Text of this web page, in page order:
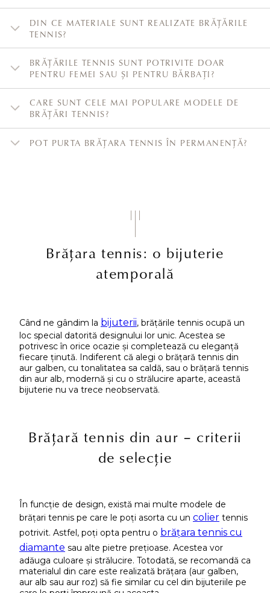
DIN CE MATERIALE SUNT REALIZATE BRĂȚĂRILE
TENNIS?
BRĂȚĂRILE TENNIS SUNT POTRIVITE DOAR
PENTRU FEMEI SAU ȘI PENTRU BĂRBAȚI?
CARE SUNT CELE MAI POPULARE MODELE DE
BRĂȚĂRI TENNIS?
POT PURTA BRĂȚARA TENNIS ÎN PERMANENȚĂ?
Brățara tennis: o bijuterie
atemporală
Când ne gândim la bijuterii, brățările tennis ocupă un
loc special datorită designului lor unic. Acestea se
potrivesc în orice ocazie și completează cu eleganță
fiecare ținută. Indiferent că alegi o brățară tennis din
aur galben, cu tonalitatea sa caldă, sau o brățară tennis
din aur alb, modernă și cu o strălucire aparte, această
bijuterie nu va trece neobservată.
Brățară tennis din aur – criterii
de selecție
În funcție de design, există mai multe modele de
brățari tennis pe care le poți asorta cu un colier tennis
potrivit. Astfel, poți opta pentru o brățara tennis cu
diamante sau alte pietre prețioase. Acestea vor
adăuga culoare și strălucire. Totodată, se recomandă ca
materialul din care este realizată brățara (aur galben,
aur alb sau aur roz) să fie similar cu cel din bijuteriile pe